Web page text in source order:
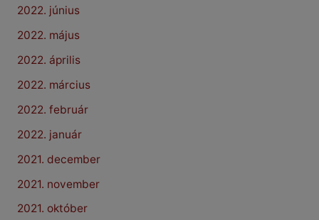
2022. június
2022. május
2022. április
2022. március
2022. február
2022. január
2021. december
2021. november
2021. október